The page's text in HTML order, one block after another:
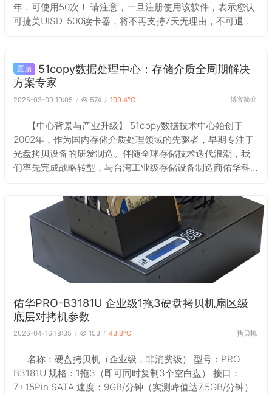
年，可使用50次！ 请注意，一旦注册使用该软件，表示您认
可捷美UISD-500读卡器，将不再支持7天无理由，不可退
置顶
51copy数据处理中心：存储介质全周期解决
方案专家
2025-03-09 19:05 574 109.4℃ 博客简介
【中心背景与产业升级】 51copy数据技术中心始创于
2002年，作为国内存储介质处理领域的先驱者，早期专注于
光盘拷贝设备的研发制造。伴随全球存储技术迭代浪潮，我
们率先完成战略转型，与台湾工业级存储设备制造商佑华科
系，持续为数字化转型中的企业提供专
佑华PRO-B3181U 企业级1拖3硬盘拷贝机扇区级
底层对拷机参数
2026-04-16 18:35 153 43.3℃ 拷贝机
名称：硬盘拷贝机（企业级，非消费级） 型号：PRO-
B3181U 规格：1拖3（即可同时复制3个空白盘） 接口：
7+15Pin SATA 速度：9GB/分钟（实测峰值达7.5GB/分钟）